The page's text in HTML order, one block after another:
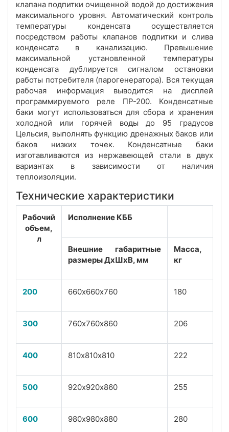
клапана подпитки очищенной водой до достижения
максимального уровня. Автоматический контроль
температуры конденсата осуществляется
посредством работы клапанов подпитки и слива
конденсата в канализацию. Превышение
максимальной установленной температуры
конденсата дублируется сигналом остановки
работы потребителя (парогенератора). Вся текущая
рабочая информация выводится на дисплей
программируемого реле ПР-200. Конденсатные
баки могут использоваться для сбора и хранения
холодной или горячей воды до 95 градусов
Цельсия, выполнять функцию дренажных баков или
баков низких точек. Конденсатные баки
изготавливаются из нержавеющей стали в двух
вариантах в зависимости от наличия
теплоизоляции.
Технические характеристики
Рабочий
объем,
л
Исполнение КББ
Внешние габаритные
размеры ДхШхВ, мм
Масса,
кг
200 660х660х760 180
300 760х760х860 206
400 810х810х810 222
500 920х920х860 255
600 980х980х880 280